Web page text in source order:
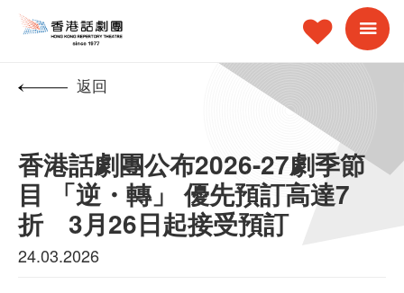
返回
香港話劇團公布2026-27劇季節
目 「逆・轉」 優先預訂高達7
折 3月26日起接受預訂
24.03.2026